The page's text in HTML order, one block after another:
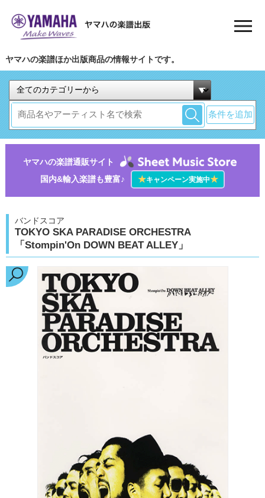
ヤマハの楽譜ほか出版商品の情報サイトです。
条件を追加
ヤマハの楽譜通販サイト
国内&輸入楽譜も豊富♪
★キャンペーン実施中★
バンドスコア
TOKYO SKA PARADISE ORCHESTRA
「Stompin'On DOWN BEAT ALLEY」